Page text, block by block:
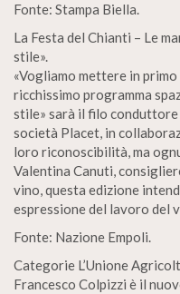
Fonte: Stampa Biella.
La Festa del Chianti – Le
stile».
«Vogliamo mettere in
ricchissimo programma
stile» sarà il filo conduttore
società Placet, in
loro riconoscibilità, ma
Valentina Canuti,
vino, questa edizione
espressione del lavoro del
Fonte: Nazione Empoli.
Categorie L’Unione
Francesco Colpizzi è il